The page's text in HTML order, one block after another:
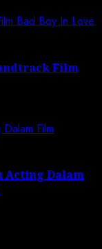
Bad Boy In Love
Film
Film
Acting Dalam